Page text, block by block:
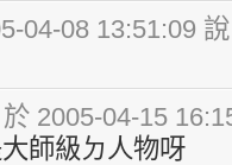
04-08 13:51:09 說
於 2005-04-15
師級ㄉ人物呀